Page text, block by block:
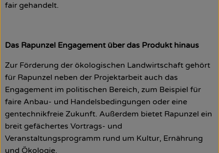
fair gehandelt.
Das Rapunzel Engagement über das Produkt hinaus
Zur Förderung der ökologischen Landwirtschaft gehört
für Rapunzel neben der Projektarbeit auch das
Engagement im politischen Bereich, zum Beispiel für
faire Anbau- und Handelsbedingungen oder eine
gentechnikfreie Zukunft. Außerdem bietet Rapunzel ein
breit gefächertes Vortrags- und
Veranstaltungsprogramm rund um Kultur, Ernährung
und Ökologie.